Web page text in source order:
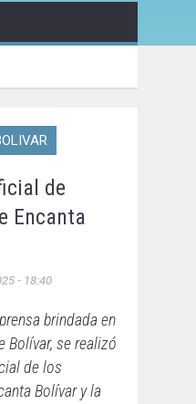
de
Encanta
- 18:40
brindada en
Bolívar, se realizó
de los
Bolívar y la